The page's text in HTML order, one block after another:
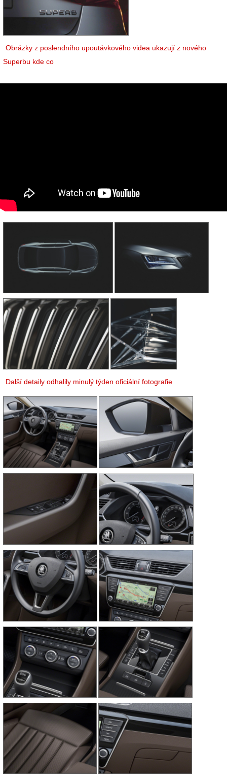
Obrázky z poslendního upoutávkového videa ukazují z nového
Superbu kde co
Další detaily odhalily minulý týden oficiální fotografie